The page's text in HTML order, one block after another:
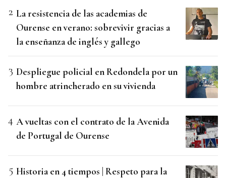
La resistencia de las academias de
Ourense en verano: sobrevivir gracias a
la enseñanza de inglés y gallego
Despliegue policial en Redondela por un
hombre atrincherado en su vivienda
A vueltas con el contrato de la Avenida
de Portugal de Ourense
Historia en 4 tiempos | Respeto para la